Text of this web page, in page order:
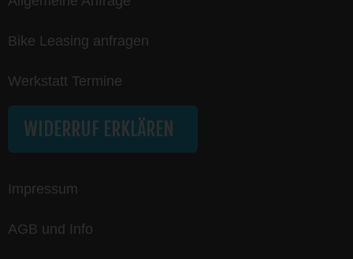
Bike Leasing anfragen
Werkstatt Termine
WIDERRUF ERKLÄREN
Impressum
AGB und Info